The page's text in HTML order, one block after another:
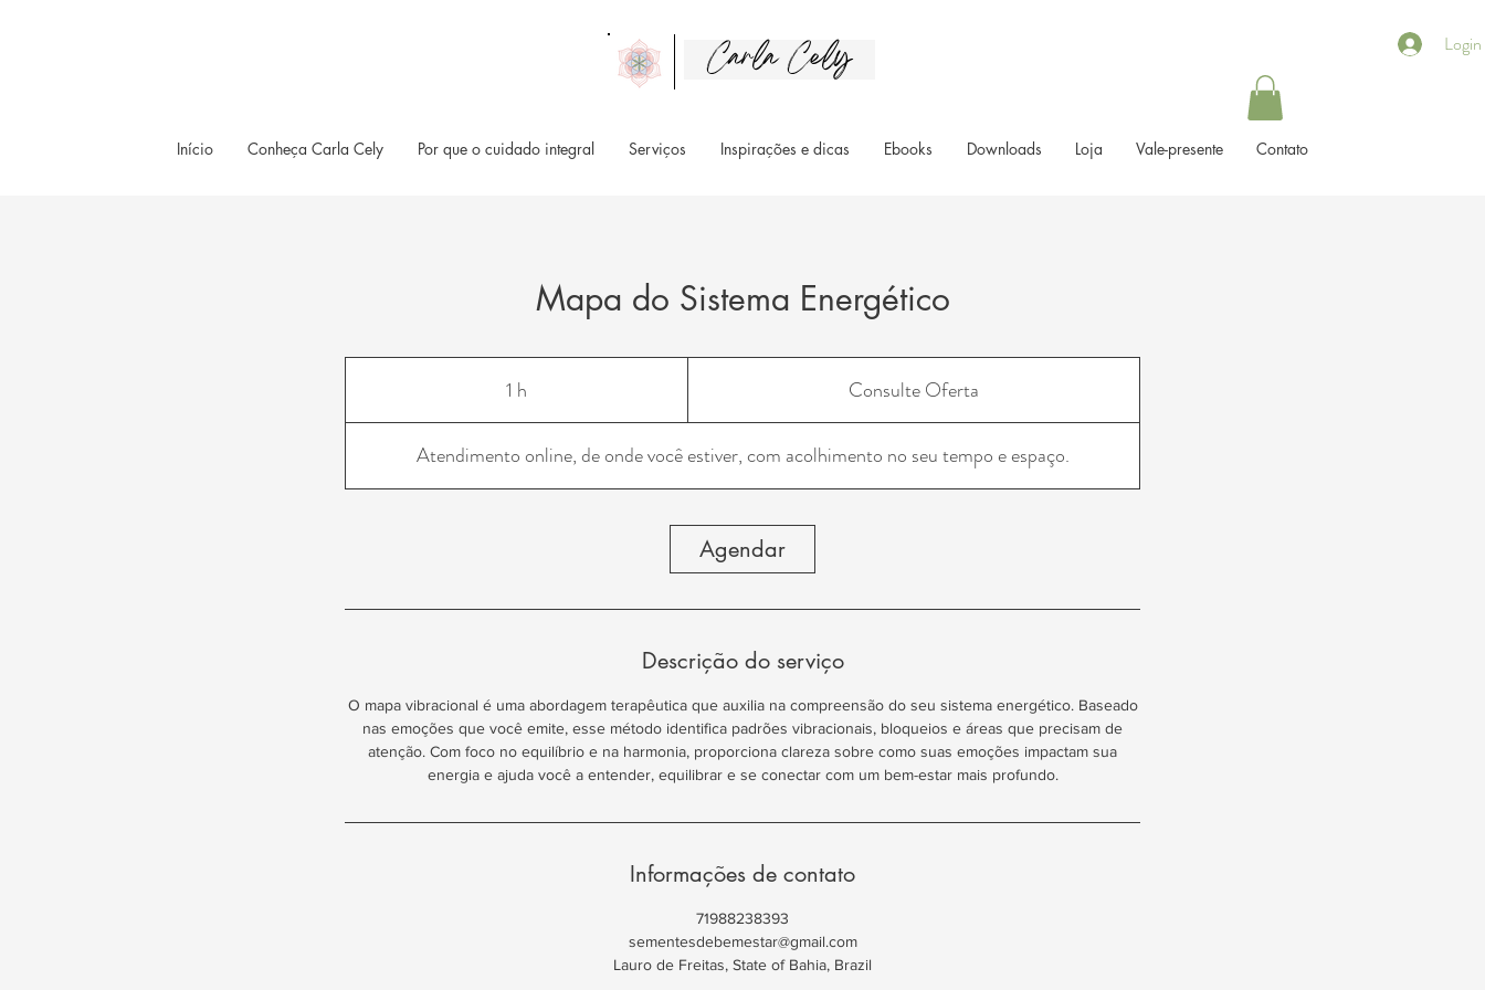
Carla Cely Login
Início Conheça Carla Cely Por que o cuidado integral Serviços Inspirações e dicas Ebooks Downloads Loja Vale-presente Contato
Mapa do Sistema Energético
1 h Consulte Oferta
Atendimento online, de onde você estiver, com acolhimento no seu tempo e espaço.
Agendar
Descrição do serviço
O mapa vibracional é uma abordagem terapêutica que auxilia na compreensão do seu sistema energético. Baseado
nas emoções que você emite, esse método identifica padrões vibracionais, bloqueios e áreas que precisam de
atenção. Com foco no equilíbrio e na harmonia, proporciona clareza sobre como suas emoções impactam sua
energia e ajuda você a entender, equilibrar e se conectar com um bem-estar mais profundo.
Informações de contato
71988238393
sementesdebemestar@gmail.com
Lauro de Freitas, State of Bahia, Brazil